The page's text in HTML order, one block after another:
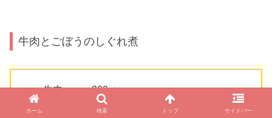
牛肉とごぼうのしぐれ煮
牛肉・・・200ｇ
ごぼう・・・100ｇ
ホーム 検索 トップ サイドバー